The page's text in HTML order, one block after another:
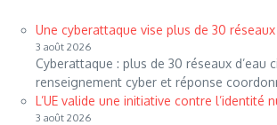
Une cyberattaque vise plus de 30 réseaux
3 août 2026
Cyberattaque : plus de 30 réseaux d’eau
renseignement cyber et réponse
L’UE valide une initiative contre l’identité
3 août 2026